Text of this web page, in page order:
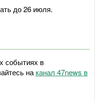
до 26 июля.
событиях в
на канал 47news в